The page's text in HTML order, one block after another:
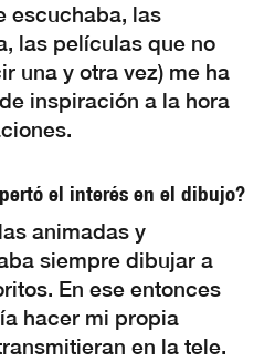
escuchaba, las
las películas que no
una y otra vez) me ha
inspiración a la hora
el interés en el dibujo?
animadas y
siempre dibujar a
En ese entonces
hacer mi propia
en la tele.